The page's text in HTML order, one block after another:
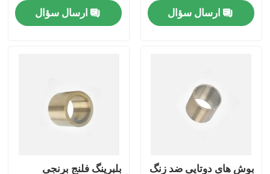
با ما تماس بگیرید
بلبرینگ خود روانکاری
بلبرینگ آستین خود روانکاری
ارسال سؤال
ارسال سؤال
بوش های دوتایی ضد زنگ بلبرینگ فلنج برنجی